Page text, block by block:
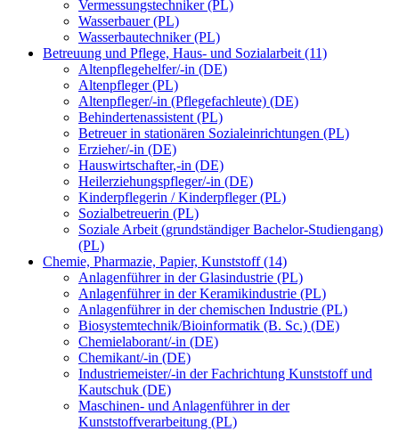
Vermessungstechniker (PL)
Wasserbauer (PL)
Wasserbautechniker (PL)
Betreuung und Pflege, Haus- und Sozialarbeit (11)
Altenpflegehelfer/-in (DE)
Altenpfleger (PL)
Altenpfleger/-in (Pflegefachleute) (DE)
Behindertenassistent (PL)
Betreuer in stationären Sozialeinrichtungen (PL)
Erzieher/-in (DE)
Hauswirtschafter,-in (DE)
Heilerziehungspfleger/-in (DE)
Kinderpflegerin / Kinderpfleger (PL)
Sozialbetreuerin (PL)
Soziale Arbeit (grundständiger Bachelor-Studiengang)
(PL)
Chemie, Pharmazie, Papier, Kunststoff (14)
Anlagenführer in der Glasindustrie (PL)
Anlagenführer in der Keramikindustrie (PL)
Anlagenführer in der chemischen Industrie (PL)
Biosystemtechnik/Bioinformatik (B. Sc.) (DE)
Chemielaborant/-in (DE)
Chemikant/-in (DE)
Industriemeister/-in der Fachrichtung Kunststoff und
Kautschuk (DE)
Maschinen- und Anlagenführer in der
Kunststoffverarbeitung (PL)